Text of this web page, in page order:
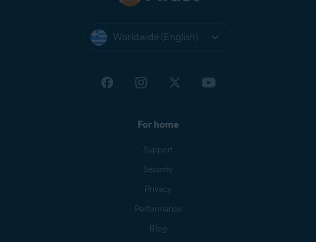
Worldwide (English)
For home
Support
Security
Privacy
Performance
Blog